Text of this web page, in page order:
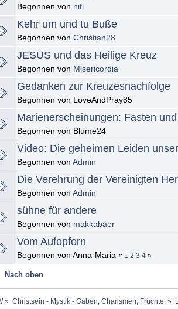
Begonnen von hiti
Kehr um und tu Buße
Begonnen vonChristian28
JESUS und das Heilige Kreuz
Begonnen von Misericordia
Gedanken zur Kreuzesnachfolge
Begonnen von LoveAndPray85
Marienerscheinungen: Fasten
Begonnen von Blume24
Video: Die geheimen Leiden
Begonnen vonAdmin
Die Verehrung der Vereinigten
Begonnen vonAdmin
sühne für andere
Begonnen von makkabäer
Vom Aufopfern
Begonnen von Anna-Maria« 1 2 3 4 »
Nach oben
» Christsein - Mystik - Gaben, Charismen, Früchte.»